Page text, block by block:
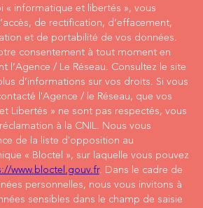
« informatique et libertés », vous
de rectification, d’effacement,
et de portabilité de vos données.
consentement à tout moment en
l’Agence / Le Réseau. Consultez le site
d’informations sur vos droits. Si vous
l'Agence / le Réseau, que vos
Libertés » ne sont pas respectés, vous
à la CNIL. Nous vous
de la liste d'opposition au
« Bloctel », sur laquelle vous pouvez
www.bloctel.gouv.fr. Dans le cadre de
personnelles, nous vous invitons à
sensibles dans le champ de saisie